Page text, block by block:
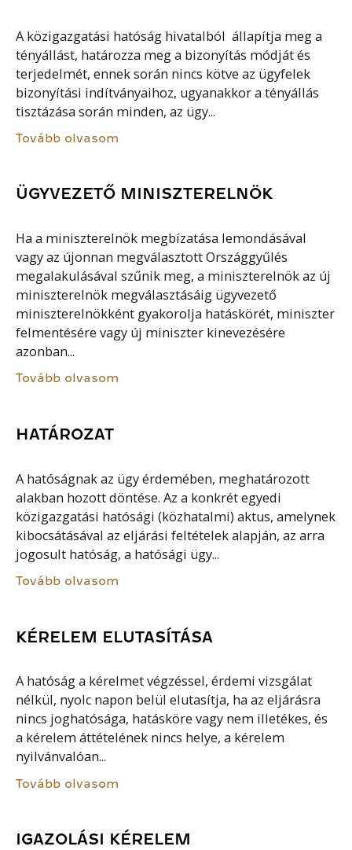
A közigazgatási hatóság hivatalból állapítja meg a
tényállást, határozza meg a bizonyítás módját és
terjedelmét, ennek során nincs kötve az ügyfelek
bizonyítási indítványaihoz, ugyanakkor a tényállás
tisztázása során minden, az ügy...
Tovább olvasom
ÜGYVEZETŐ MINISZTERELNÖK
Ha a miniszterelnök megbízatása lemondásával
vagy az újonnan megválasztott Országgyűlés
megalakulásával szűnik meg, a miniszterelnök az új
miniszterelnök megválasztásáig ügyvezető
miniszterelnökként gyakorolja hatáskörét, miniszter
felmentésére vagy új miniszter kinevezésére
azonban...
Tovább olvasom
HATÁROZAT
A hatóságnak az ügy érdemében, meghatározott
alakban hozott döntése. Az a konkrét egyedi
közigazgatási hatósági (közhatalmi) aktus, amelynek
kibocsátásával az eljárási feltételek alapján, az arra
jogosult hatóság, a hatósági ügy...
Tovább olvasom
KÉRELEM ELUTASÍTÁSA
A hatóság a kérelmet végzéssel, érdemi vizsgálat
nélkül, nyolc napon belül elutasítja, ha az eljárásra
nincs joghatósága, hatásköre vagy nem illetékes, és
a kérelem áttételének nincs helye, a kérelem
nyilvánvalóan...
Tovább olvasom
IGAZOLÁSI KÉRELEM